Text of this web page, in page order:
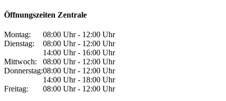
Öffnungszeiten Zentrale
Montag:
08:00 Uhr - 12:00 Uhr
Dienstag:
08:00 Uhr - 12:00 Uhr
14:00 Uhr - 16:00 Uhr
Mittwoch:
08:00 Uhr - 12:00 Uhr
Donnerstag:08:00 Uhr - 12:00 Uhr
14:00 Uhr - 18:00 Uhr
Freitag:
08:00 Uhr - 12:00 Uhr